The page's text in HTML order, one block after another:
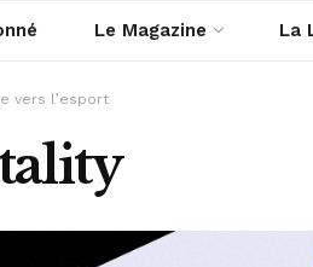
Le Magazine La
vers l’esport